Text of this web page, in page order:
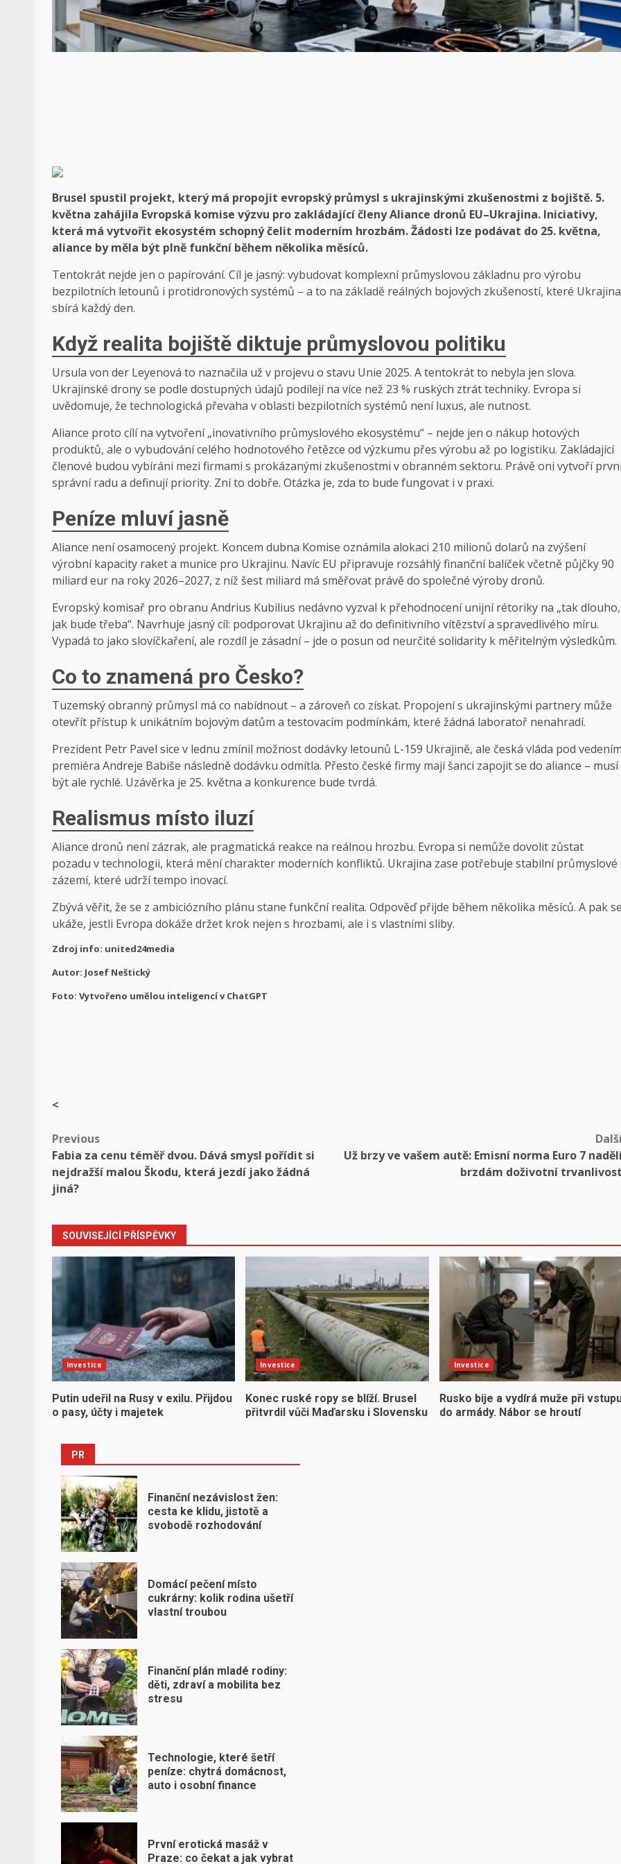
Brusel spustil projekt, který má propojit evropský průmysl s ukrajinskými zkušenostmi z bojiště. 5.
května zahájila Evropská komise výzvu pro zakládající členy Aliance dronů EU–Ukrajina. Iniciativy,
která má vytvořit ekosystém schopný čelit moderním hrozbám. Žádosti lze podávat do 25. května,
aliance by měla být plně funkční během několika měsíců.
Tentokrát nejde jen o papírování. Cíl je jasný: vybudovat komplexní průmyslovou základnu pro výrobu
bezpilotních letounů i protidronových systémů – a to na základě reálných bojových zkušeností, které Ukrajina
sbírá každý den.
Když realita bojiště diktuje průmyslovou politiku
Ursula von der Leyenová to naznačila už v projevu o stavu Unie 2025. A tentokrát to nebyla jen slova.
Ukrajinské drony se podle dostupných údajů podílejí na více než 23 % ruských ztrát techniky. Evropa si
uvědomuje, že technologická převaha v oblasti bezpilotních systémů není luxus, ale nutnost.
Aliance proto cílí na vytvoření „inovativního průmyslového ekosystému“ – nejde jen o nákup hotových
produktů, ale o vybudování celého hodnotového řetězce od výzkumu přes výrobu až po logistiku. Zakládající
členové budou vybíráni mezi firmami s prokázanými zkušenostmi v obranném sektoru. Právě oni vytvoří
správní radu a definují priority. Zní to dobře. Otázka je, zda to bude fungovat i v praxi.
Peníze mluví jasně
Aliance není osamocený projekt. Koncem dubna Komise oznámila alokaci 210 milionů dolarů na zvýšení
výrobní kapacity raket a munice pro Ukrajinu. Navíc EU připravuje rozsáhlý finanční balíček včetně půjčky 90
miliard eur na roky 2026–2027, z níž šest miliard má směřovat právě do společné výroby dronů.
Evropský komisař pro obranu Andrius Kubilius nedávno vyzval k přehodnocení unijní rétoriky na „tak dlouho,
jak bude třeba“. Navrhuje jasný cíl: podporovat Ukrajinu až do definitivního vítězství a spravedlivého míru.
Vypadá to jako slovíčkaření, ale rozdíl je zásadní – jde o posun od neurčité solidarity k měřitelným výsledkům.
Co to znamená pro Česko?
Tuzemský obranný průmysl má co nabídnout – a zároveň co získat. Propojení s ukrajinskými partnery může
otevřít přístup k unikátním bojovým datům a testovacím podmínkám, které žádná laboratoř nenahradí.
Prezident Petr Pavel sice v lednu zmínil možnost dodávky letounů L-159 Ukrajině, ale česká vláda pod
premiéra Andreje Babiše následně dodávku odmítla. Přesto české firmy mají šanci zapojit se do aliance – musí
být ale rychlé. Uzávěrka je 25. května a konkurence bude tvrdá.
Realismus místo iluzí
Aliance dronů není zázrak, ale pragmatická reakce na reálnou hrozbu. Evropa si nemůže dovolit zůstat
pozadu v technologii, která mění charakter moderních konfliktů. Ukrajina zase potřebuje stabilní průmyslové
zázemí, které udrží tempo inovací.
Zbývá věřit, že se z ambiciózního plánu stane funkční realita. Odpověď přijde během několika měsíců. A pak
ukáže, jestli Evropa dokáže držet krok nejen s hrozbami, ale i s vlastními sliby.
Zdroj info: united24media
Autor: Josef Neštický
Foto: Vytvořeno umělou inteligencí v ChatGPT
<
Post
navigation
Previous
Fabia za cenu téměř dvou. Dává smysl pořídit si
nejdražší malou Škodu, která jezdí jako žádná
jiná?
Už brzy ve vašem autě: Emisní norma Euro 7
brzdám doživotní
SOUVISEJÍCÍ PŘÍSPĚVKY
Investice
Putin udeřil na Rusy v exilu. Přijdou
o pasy, účty i majetek
Investice
Konec ruské ropy se blíží. Brusel
přitvrdil vůči Maďarsku i Slovensku
Investice
Rusko bije a vydírá muže při
do armády. Nábor se hroutí
PR
Finanční nezávislost žen:
cesta ke klidu, jistotě a
svobodě rozhodování
Domácí pečení místo
cukrárny: kolik rodina ušetří
vlastní troubou
Finanční plán mladé rodiny:
děti, zdraví a mobilita bez
stresu
Technologie, které šetří
peníze: chytrá domácnost,
auto i osobní finance
První erotická masáž v
Praze: co čekat a jak vybrat